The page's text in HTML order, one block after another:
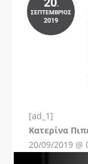
.
ΣΕΠΤΈΜΒΡΙΟΣ
2019
[ad_1]
Kατερίνα
20/09/2019 @